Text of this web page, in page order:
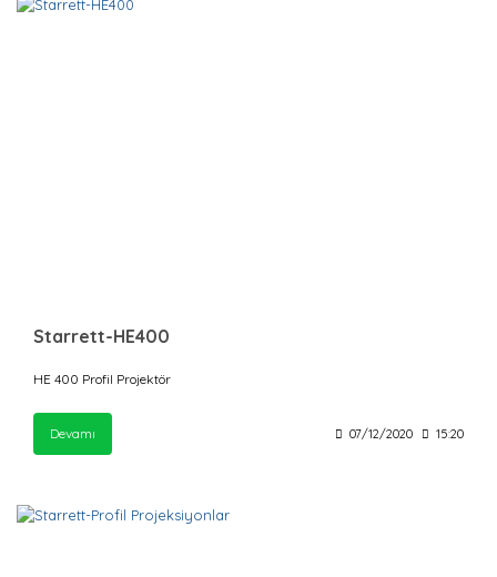
Starrett-HE400
HE 400 Profil Projektör
Devamı 07/12/2020 15:20